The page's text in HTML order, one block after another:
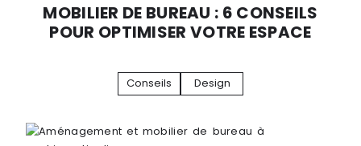
MOBILIER DE BUREAU : 6 CONSEILS
POUR OPTIMISER VOTRE ESPACE
Conseils Design